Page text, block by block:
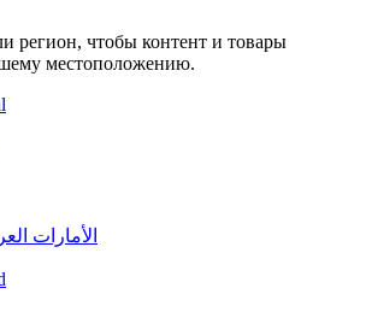
регион, чтобы контент и товары
местоположению.
الأمارات